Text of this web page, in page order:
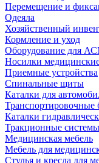
Перемещение и
Одеяла
Хозяйственный
Кормление и уход
Оборудование для
Носилки
Приемные устройства
Спинальные щиты
Каталки для
Транспортировочные
Каталки
Тракционные системы
Медицинская мебель
Мебель для
Стулья и кресла для